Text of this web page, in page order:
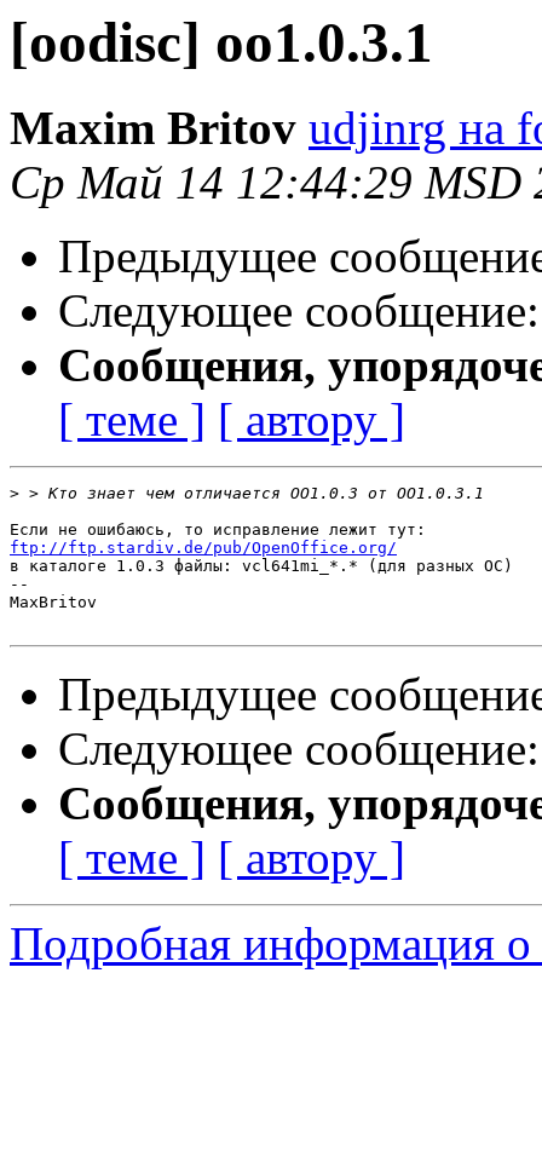
[oodisc] oo1.0.3.1
Maxim Britov udjinrg на
Ср Май 14 12:44:29 MSD
Предыдущее
Следующее
Сообщения,
[ теме ] [ автору ]
>
ftp://ftp.stardiv.de/pub/OpenOffice.org/
в каталоге 1.0.3 файлы: vcl641mi_*.* (для разных ОС)
--
MaxBritov
Предыдущее
Следующее
Сообщения,
[ теме ] [ автору ]
Подробная информация о